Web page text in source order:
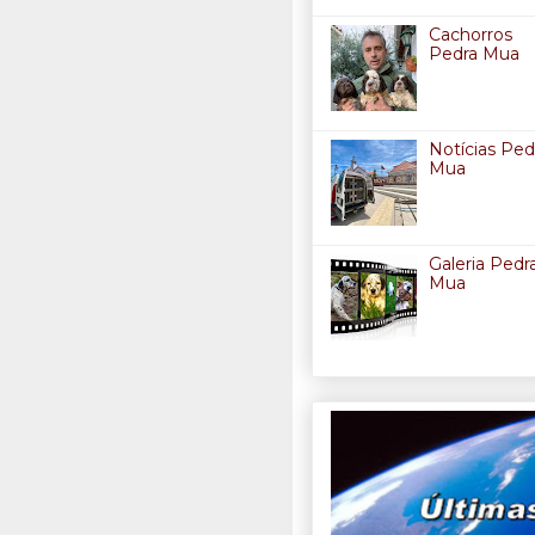
Cachorros
Pedra Mua
Notícias
Mua
Galeria
Mua